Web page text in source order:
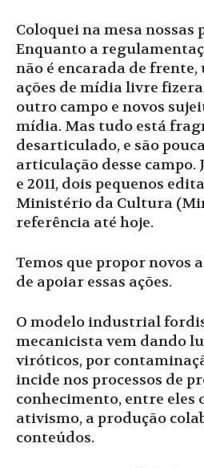
Coloquei na mesa nossas
Enquanto a
não é encarada de
ações de mídia livre
outro campo e novos
mídia. Mas tudo está
desarticulado, e são
articulação desse campo.
e 2011, dois pequenos
Ministério da Cultura
referência até hoje.
Temos que propor novos
de apoiar essas ações.
O modelo industrial
mecanicista vem dando
viróticos, por
incide nos processos de
conhecimento, entre eles
ativismo, a produção
conteúdos.